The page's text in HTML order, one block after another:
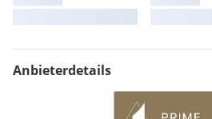
Anbieterdetails